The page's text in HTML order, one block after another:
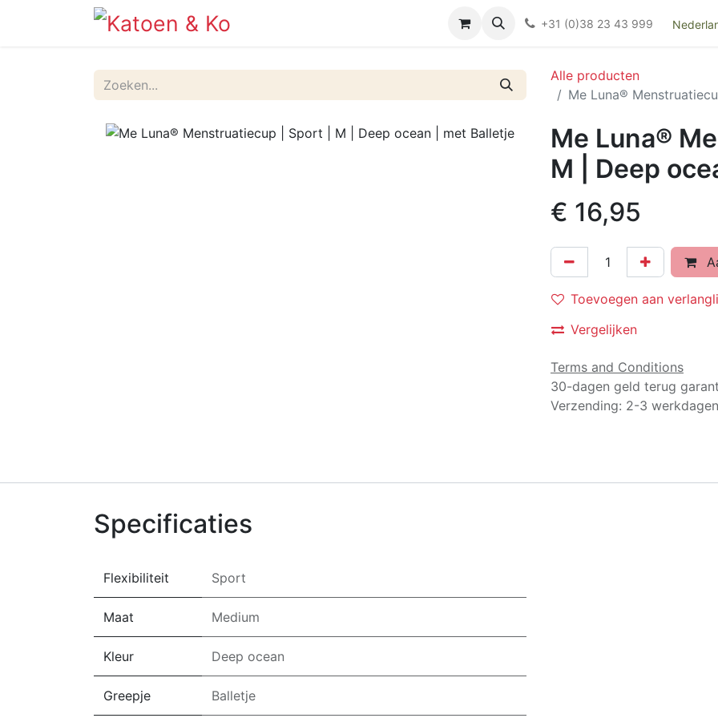
Kieswijzer nacht- en kraamverband
+31 (0)38 23 43 999
Alle producten
Me Luna®
Me Luna®
M | Deep
€ 16,95
Toevoegen aan
Vergelijken
Terms and Conditions
30-dagen geld terug
Verzending: 2-3 werkdagen
Specificaties
Flexibiliteit Sport
Maat Medium
Kleur Deep ocean
Greepje Balletje